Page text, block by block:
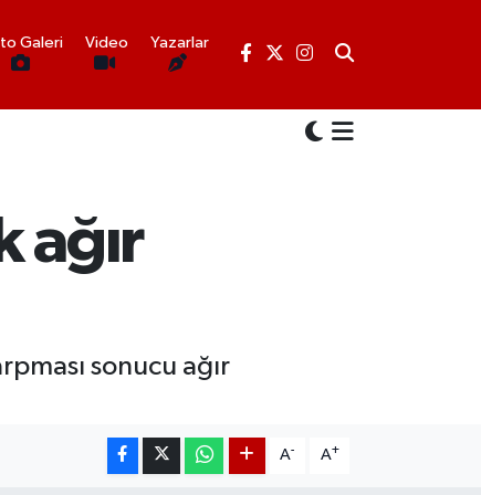
Galeri Video Yazarlar
ağır
sonucu ağır
A- A+